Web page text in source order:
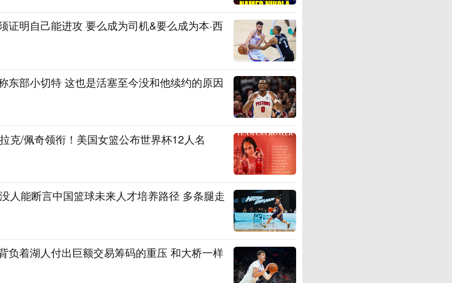
证明自己能进攻 要么成为司机&要么成为本·西
东部小切特 这也是活塞至今没和他续约的原因
克/佩奇领衔！美国女篮公布世界杯12人名
人能断言中国篮球未来人才培养路径 多条腿走
负着湖人付出巨额交易筹码的重压 和大桥一样